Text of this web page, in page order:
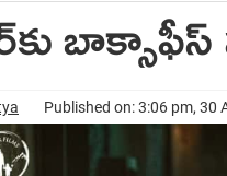
Published on: 3:06 pm, 30